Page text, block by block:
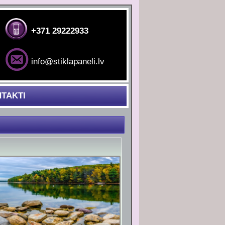
+371 29222933
info@stiklapaneli.lv